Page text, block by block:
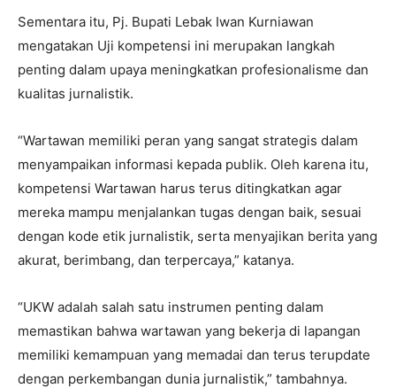
Sementara itu, Pj. Bupati Lebak Iwan Kurniawan
mengatakan Uji kompetensi ini merupakan langkah
penting dalam upaya meningkatkan profesionalisme dan
kualitas jurnalistik.
“Wartawan memiliki peran yang sangat strategis dalam
menyampaikan informasi kepada publik. Oleh karena itu,
kompetensi Wartawan harus terus ditingkatkan agar
mereka mampu menjalankan tugas dengan baik, sesuai
dengan kode etik jurnalistik, serta menyajikan berita yang
akurat, berimbang, dan terpercaya,” katanya.
“UKW adalah salah satu instrumen penting dalam
memastikan bahwa wartawan yang bekerja di lapangan
memiliki kemampuan yang memadai dan terus terupdate
dengan perkembangan dunia jurnalistik,” tambahnya.